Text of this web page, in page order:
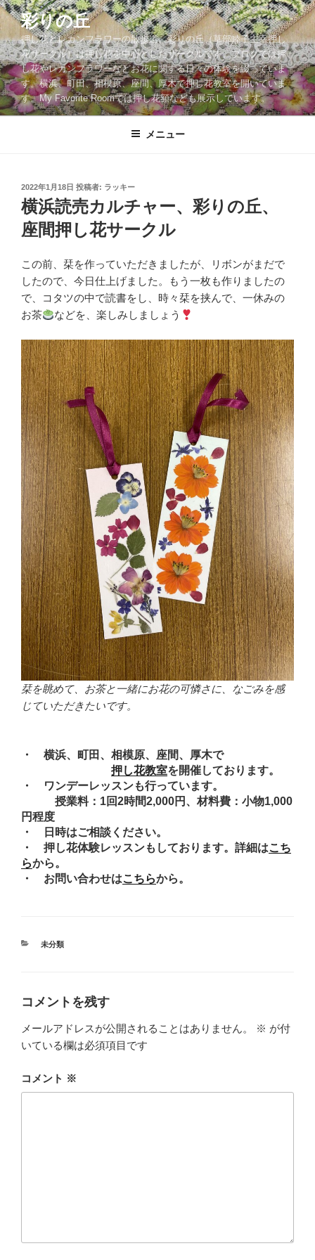
コ
ン
テ
ン
ツ
へ
ス
彩りの丘
押し花とレカンフラワーの散歩道。彩りの丘（草部睦子主宰押し
花サークル）は押し花を中心としたサークルです。ブログでは押
し花やレカンフラワーなどお花に関する日々の体験を綴っていま
す。横浜、町田、相模原、座間、厚木で押し花教室を開いていま
す。My Favorite Roomでは押し花額なども展示しています。
メニュー
投
稿
日:
2022年1月18日 投稿者: ラッキー
横浜読売カルチャー、彩りの丘、
座間押し花サークル
この前、栞を作っていただきましたが、リボンがまだで
したので、今日仕上げました。もう一枚も作りましたの
で、コタツの中で読書をし、時々栞を挟んで、一休みの
お茶
などを、楽しみしましょう
栞を眺めて、お茶と一緒にお花の可憐さに、なごみを感
じていただきたいです。
・ 横浜、町田、相模原、座間、厚木で
押し花教室を開催しております。
・ ワンデーレッスンも行っています。
授業料：1回2時間2,000円、材料費：小物1,000
円程度
・ 日時はご相談ください。
・ 押し花体験レッスンもしております。詳細はこち
らから。
・ お問い合わせはこちらから。
カ
未分類
コメントを残す
メールアドレスが公開されることはありません。 ※ が付
いている欄は必須項目です
コメント ※